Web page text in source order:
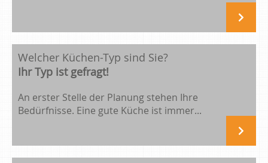
Welcher Küchen-Typ sind Sie?
Ihr Typ ist gefragt!
An erster Stelle der Planung stehen Ihre
Bedürfnisse. Eine gute Küche ist immer...